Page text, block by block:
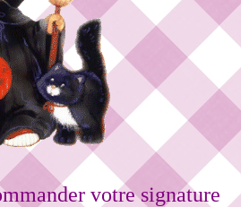
votre signature